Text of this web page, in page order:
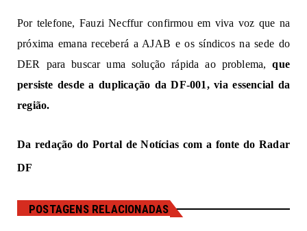
Por telefone, Fauzi Necffur confirmou em viva voz que na
próxima emana receberá a AJAB e os síndicos na sede do
DER para buscar uma solução rápida ao problema,que
persiste desde a duplicação da DF-001, via essencial da
região.
Da redação do Portal de Notícias com a fonte do Radar
DF
POSTAGENS RELACIONADAS